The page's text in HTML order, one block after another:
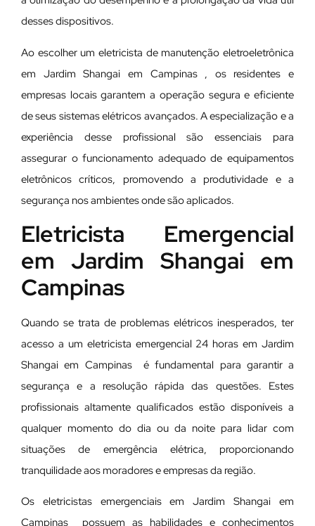
desses dispositivos.
Ao escolher um eletricista de manutenção eletroeletrônica
em Jardim Shangai em Campinas , os residentes e
empresas locais garantem a operação segura e eficiente
de seus sistemas elétricos avançados. A especialização e a
experiência desse profissional são essenciais para
assegurar o funcionamento adequado de equipamentos
eletrônicos críticos, promovendo a produtividade e a
segurança nos ambientes onde são aplicados.
Eletricista Emergencial
em Jardim Shangai em
Campinas
Quando se trata de problemas elétricos inesperados, ter
acesso a um eletricista emergencial 24 horas em Jardim
Shangai em Campinas é fundamental para garantir a
segurança e a resolução rápida das questões. Estes
profissionais altamente qualificados estão disponíveis a
qualquer momento do dia ou da noite para lidar com
situações de emergência elétrica, proporcionando
tranquilidade aos moradores e empresas da região.
Os eletricistas emergenciais em Jardim Shangai em
Campinas possuem as habilidades e conhecimentos